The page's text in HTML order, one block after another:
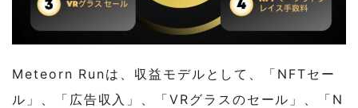
Meteorn Runは、収益モデルとして、「NFTセー
ル」、「広告収入」、「VRグラスのセール」、「N